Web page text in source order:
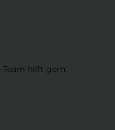
Team hilft gern.